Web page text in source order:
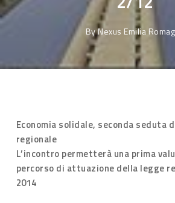
ByNexus Emilia
Economia solidale, seconda seduta
regionale
L’incontro permetterà una prima
percorso di attuazione della legge
2014